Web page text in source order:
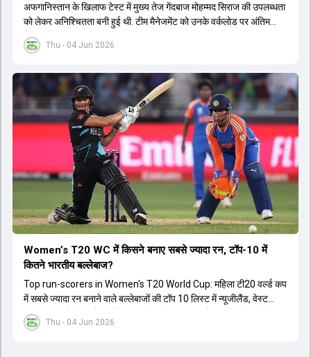
Thu - 04 Jun 2026
अफगान‍िस्तान के ख‍िलाफ टेस्ट में मुख्य तेज गेंदबाज मोहम्मद सिराज की उपलब्धता
को लेकर अनिश्चितता बनी हुई थी. टीम मैनेजमेंट को उनके वर्कलोड पर अंतिम
फैसला लेना था.
Thu - 04 Jun 2026
Women’s T20 WC में किसने बनाए सबसे ज्यादा रन, टॉप-10 में
कितने भारतीय बल्लेबाज?
Top run-scorers in Women's T20 World Cup: महिला टी20 वर्ल्ड कप
में सबसे ज्यादा रन बनाने वाले बल्लेबाजों की टॉप 10 लिस्ट में न्यूजीलैंड, वेस्ट
इंडीज, ऑस्ट्रेलिया और इंग्लैंड की बल्लेबाजों का दबदबा है. टॉप 10 लिस्ट में तीन
ऑस्ट्रेलियाई खिलाड़ी शामिल हैं. न्यूजीलैंड की दो और वेस्ट इंडीज की दो खिलाड़ी